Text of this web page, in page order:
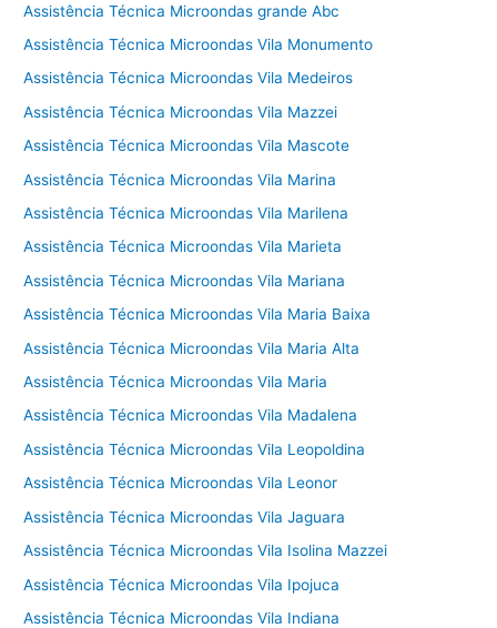
Assistência Técnica Microondas grande Abc
Assistência Técnica Microondas Vila Monumento
Assistência Técnica Microondas Vila Medeiros
Assistência Técnica Microondas Vila Mazzei
Assistência Técnica Microondas Vila Mascote
Assistência Técnica Microondas Vila Marina
Assistência Técnica Microondas Vila Marilena
Assistência Técnica Microondas Vila Marieta
Assistência Técnica Microondas Vila Mariana
Assistência Técnica Microondas Vila Maria Baixa
Assistência Técnica Microondas Vila Maria Alta
Assistência Técnica Microondas Vila Maria
Assistência Técnica Microondas Vila Madalena
Assistência Técnica Microondas Vila Leopoldina
Assistência Técnica Microondas Vila Leonor
Assistência Técnica Microondas Vila Jaguara
Assistência Técnica Microondas Vila Isolina Mazzei
Assistência Técnica Microondas Vila Ipojuca
Assistência Técnica Microondas Vila Indiana